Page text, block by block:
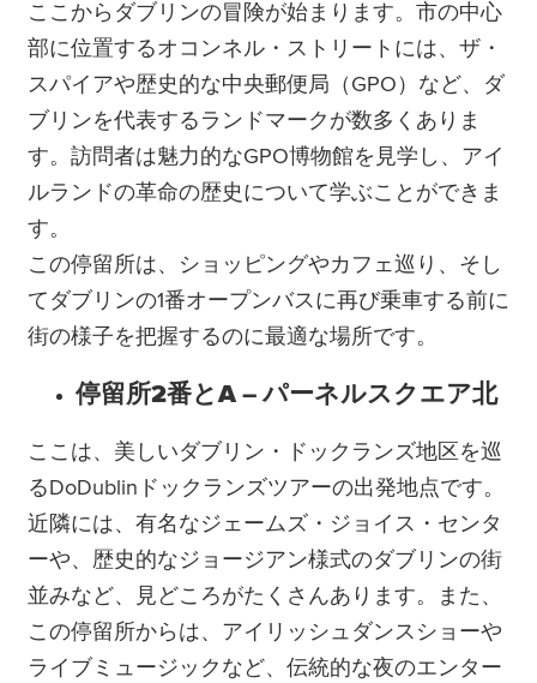
ここからダブリンの冒険が始まります。市の中心
部に位置するオコンネル・ストリートには、ザ・
スパイアや歴史的な中央郵便局（GPO）など、ダ
ブリンを代表するランドマークが数多くありま
す。訪問者は魅力的なGPO博物館を見学し、アイ
ルランドの革命の歴史について学ぶことができま
す。
この停留所は、ショッピングやカフェ巡り、そし
てダブリンの1番オープンバスに再び乗車する前に
街の様子を把握するのに最適な場所です。
停留所2番とA – パーネルスクエア北
ここは、美しいダブリン・ドックランズ地区を巡
るDoDublinドックランズツアーの出発地点です。
近隣には、有名なジェームズ・ジョイス・センタ
ーや、歴史的なジョージアン様式のダブリンの街
並みなど、見どころがたくさんあります。また、
この停留所からは、アイリッシュダンスショーや
ライブミュージックなど、伝統的な夜のエンター